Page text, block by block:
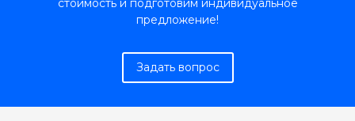
стоимость и подготовим индивидуальное
предложение!
Задать вопрос